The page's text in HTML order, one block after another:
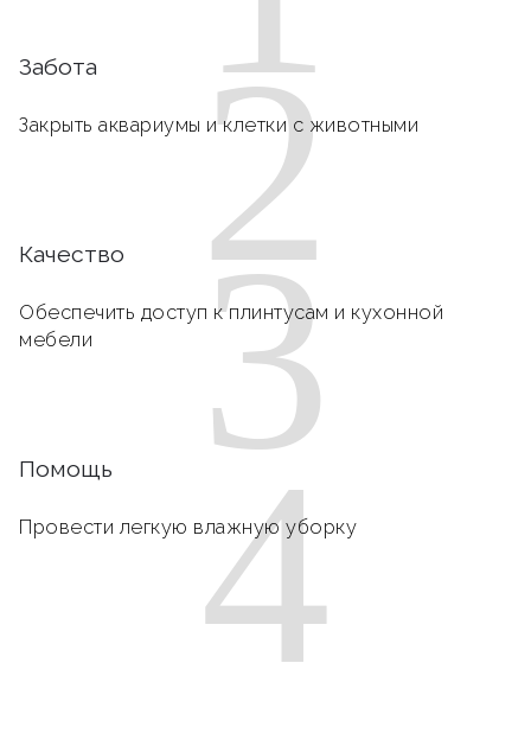
2
Забота
Закрыть аквариумы и клетки с животными
3
Качество
Обеспечить доступ к плинтусам и кухонной
мебели
4
Помощь
Провести легкую влажную уборку